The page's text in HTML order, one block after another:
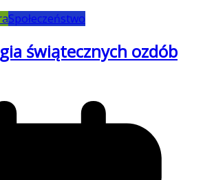
Społeczeństwo
świątecznych ozdób